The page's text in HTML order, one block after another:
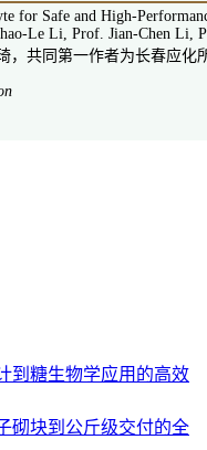
for Safe and High-
Le Li, Prof. Jian-Chen Li,
，共同第一作者为长春应化
到糖生物学应用的高效
砌块到公斤级交付的全